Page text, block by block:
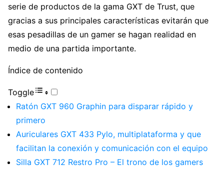
serie de productos de la gama GXT de Trust, que
gracias a sus principales características evitarán que
esas pesadillas de un gamer se hagan realidad en
medio de una partida importante.
Índice de contenido
Toggle
Ratón GXT 960 Graphin para disparar rápido y
primero
Auriculares GXT 433 Pylo, multiplataforma y que
facilitan la conexión y comunicación con el equipo
Silla GXT 712 Restro Pro – El trono de los gamers